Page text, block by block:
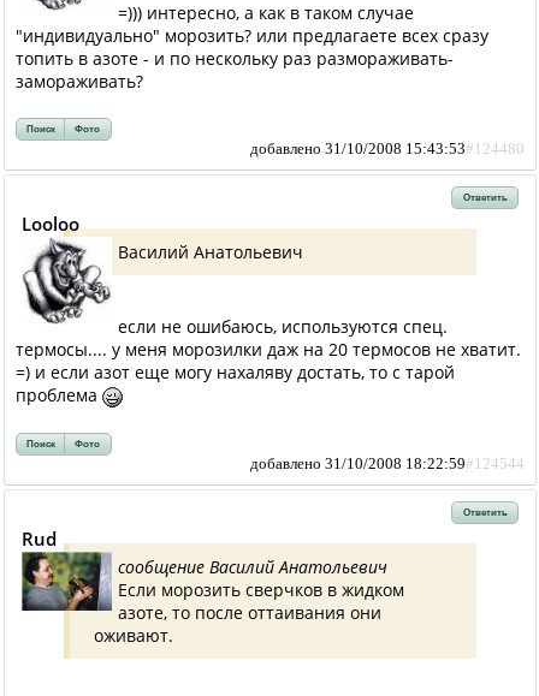
=))) интересно, а как в таком случае
"индивидуально" морозить? или предлагаете всех сразу
топить в азоте - и по нескольку раз размораживать-
замораживать?
Поиск Фото
добавлено 31/10/2008 15:43:53#124480
Ответить
Looloo
Василий Анатольевич
если не ошибаюсь, используются спец.
термосы.... у меня морозилки даж на 20 термосов не хватит.
=) и если азот еще могу нахаляву достать, то с тарой
проблема
Поиск Фото
добавлено 31/10/2008 18:22:59#124544
Ответить
Rud
сообщение Василий Анатольевич
Если морозить сверчков в жидком
азоте, то после оттаивания они
оживают.